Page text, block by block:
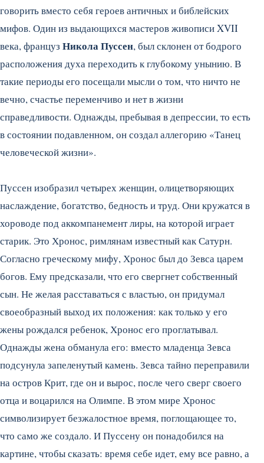
говорить вместо себя героев античных и библейских
мифов. Один из выдающихся мастеров живописи XVII
века, француз Никола Пуссен, был склонен от бодрого
расположения духа переходить к глубокому унынию. В
такие периоды его посещали мысли о том, что ничто не
вечно, счастье переменчиво и нет в жизни
справедливости. Однажды, пребывая в депрессии, то есть
в состоянии подавленном, он создал аллегорию «Танец
человеческой жизни».
Пуссен изобразил четырех женщин, олицетворяющих
наслаждение, богатство, бедность и труд. Они кружатся в
хороводе под аккомпанемент лиры, на которой играет
старик. Это Хронос, римлянам известный как Сатурн.
Согласно греческому мифу, Хронос был до Зевса царем
богов. Ему предсказали, что его свергнет собственный
сын. Не желая расставаться с властью, он придумал
своеобразный выход их положения: как только у его
жены рождался ребенок, Хронос его проглатывал.
Однажды жена обманула его: вместо младенца Зевса
подсунула запеленутый камень. Зевса тайно переправили
на остров Крит, где он и вырос, после чего сверг своего
отца и воцарился на Олимпе. В этом мире Хронос
символизирует безжалостное время, поглощающее то,
что само же создало. И Пуссену он понадобился на
картине, чтобы сказать: время себе идет, ему все равно, а